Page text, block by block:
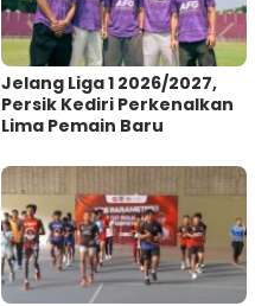
Jelang Liga 1 2026/2027,
Persik Kediri Perkenalkan
Lima Pemain Baru